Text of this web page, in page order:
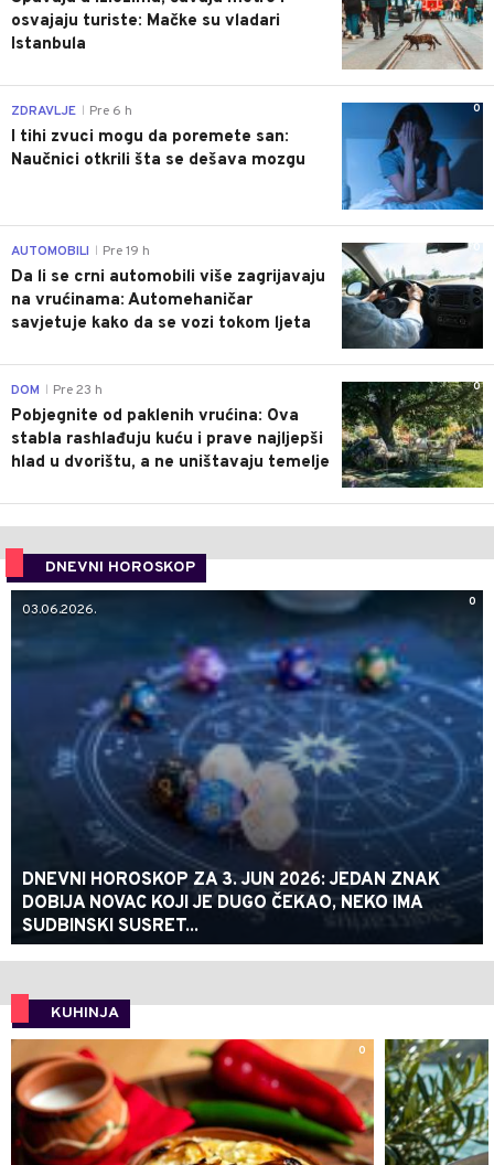
osvajaju turiste: Mačke su vladari
Istanbula
0
ZDRAVLJE Pre 6 h
I tihi zvuci mogu da poremete san:
Naučnici otkrili šta se dešava mozgu
0
AUTOMOBILI Pre 19 h
Da li se crni automobili više zagrijavaju
na vrućinama: Automehaničar
savjetuje kako da se vozi tokom ljeta
0
DOM Pre 23 h
Pobjegnite od paklenih vrućina: Ova
stabla rashlađuju kuću i prave najljepši
hlad u dvorištu, a ne uništavaju temelje
DNEVNI HOROSKOP
0
03.06.2026.
DNEVNI HOROSKOP ZA 3. JUN 2026: JEDAN ZNAK
DOBIJA NOVAC KOJI JE DUGO ČEKAO, NEKO IMA
SUDBINSKI SUSRET...
KUHINJA
0